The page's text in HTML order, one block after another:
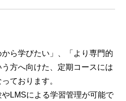
から学びたい」、「より専門的
方へ向けた、定期コースには
ております。
LMSによる学習管理が可能で